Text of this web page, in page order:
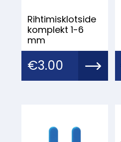
Rihtimisklotside
komplekt 1-6
mm
€3.00